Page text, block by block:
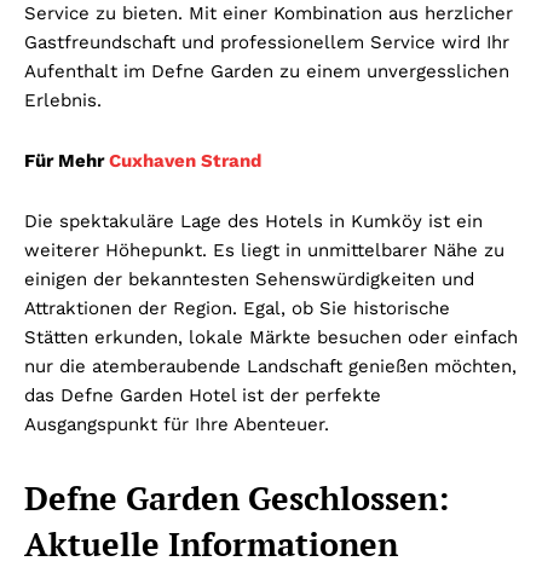
Service zu bieten. Mit einer Kombination aus herzlicher
Gastfreundschaft und professionellem Service wird Ihr
Aufenthalt im Defne Garden zu einem unvergesslichen
Erlebnis.
Für MehrCuxhaven Strand
Die spektakuläre Lage des Hotels in Kumköy ist ein
weiterer Höhepunkt. Es liegt in unmittelbarer Nähe zu
einigen der bekanntesten Sehenswürdigkeiten und
Attraktionen der Region. Egal, ob Sie historische
Stätten erkunden, lokale Märkte besuchen oder einfach
nur die atemberaubende Landschaft genießen möchten,
das Defne Garden Hotel ist der perfekte
Ausgangspunkt für Ihre Abenteuer.
Defne Garden Geschlossen:
Aktuelle Informationen